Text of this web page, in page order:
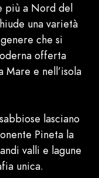
più a Nord del
una varietà
che si
offerta
Mare e nell’isola
lasciano
Pineta la
valli e lagune
unica.